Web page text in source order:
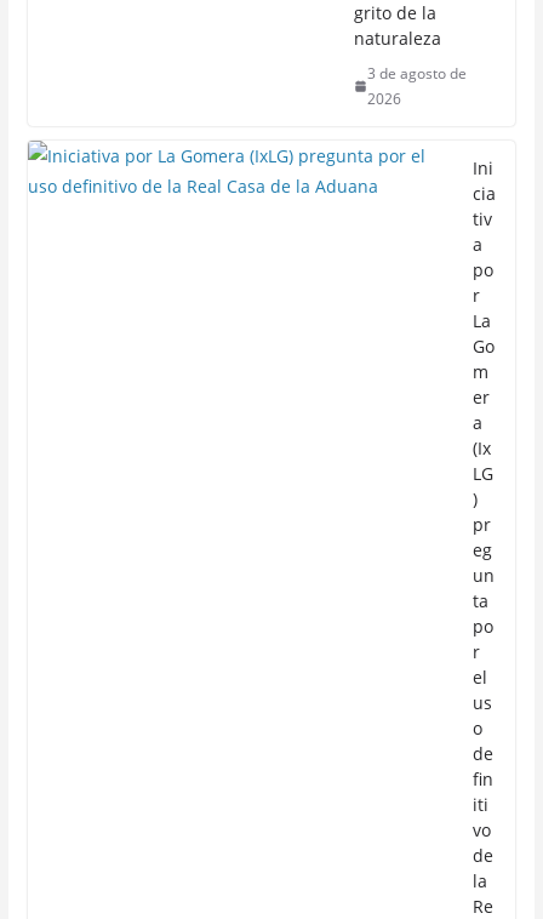
grito de la
naturaleza
3 de agosto de
2026
Ini
cia
tiv
a
po
r
La
Go
m
er
a
(Ix
LG
)
pr
eg
un
ta
po
r
el
us
o
de
fin
iti
vo
de
la
Re